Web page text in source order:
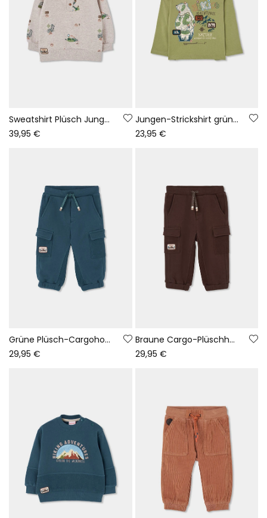
Sweatshirt Plüsch Junge beige Abenteuer-Print
39,95 €
Jungen-Strickshirt grün mit Bären-Abenteuer-Aufdruck
23,95 €
Grüne Plüsch-Cargohose für Jungen mit Taschen
29,95 €
Braune Cargo-Plüschhose für Jungen
29,95 €